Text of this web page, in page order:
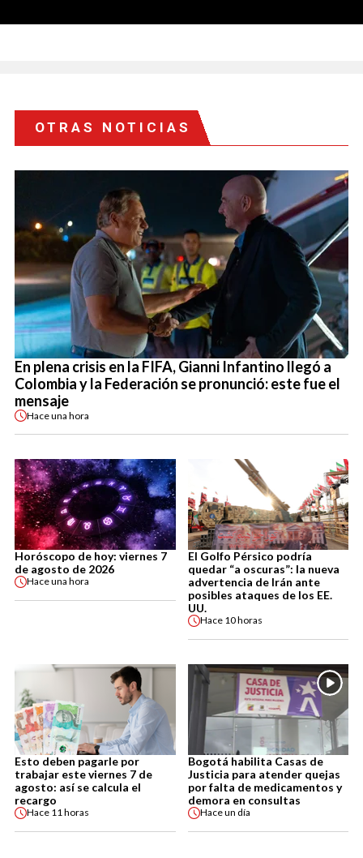
OTRAS NOTICIAS
En plena crisis en la FIFA, Gianni Infantino llegó a
Colombia y la Federación se pronunció: este fue el
mensaje
Haceuna hora
Horóscopo de hoy: viernes 7
de agosto de 2026
Haceuna hora
El Golfo Pérsico podría
quedar “a oscuras”: la nueva
advertencia de Irán ante
posibles ataques de los EE.
UU.
Hace 10 horas
Esto deben pagarle por
trabajar este viernes 7 de
agosto: así se calcula el
recargo
Hace 11 horas
Bogotá habilita Casas de
Justicia para atender quejas
por falta de medicamentos y
demora en consultas
Haceun día